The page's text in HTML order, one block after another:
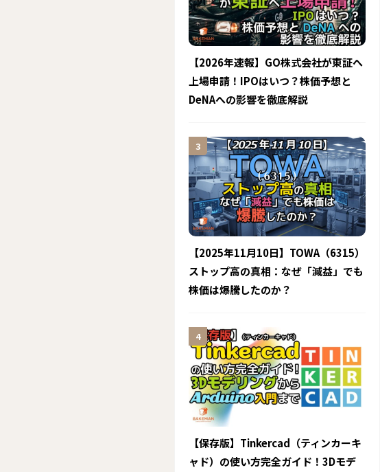
【2026年速報】GO株式会社が東証へ
上場申請！IPOはいつ？株価予想と
DeNAへの影響を徹底解説
【2025年11月10日】TOWA（6315）
ストップ高の真相：なぜ「減益」でも
株価は爆騰したのか？
【保存版】Tinkercad（ティンカーキ
ャド）の使い方完全ガイド！3Dモデ